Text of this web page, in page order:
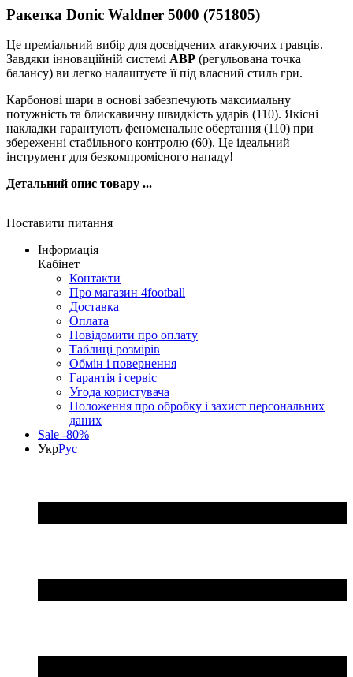
Ракетка Donic Waldner 5000 (751805)
Це преміальний вибір для досвідчених атакуючих гравців.
Завдяки інноваційній системі ABP (регульована точка
балансу) ви легко налаштуєте її під власний стиль гри.
Карбонові шари в основі забезпечують максимальну
потужність та блискавичну швидкість ударів (110). Якісні
накладки гарантують феноменальне обертання (110) при
збереженні стабільного контролю (60). Це ідеальний
інструмент для безкомпромісного нападу!
Детальний опис товару ...
Поставити питання
Інформація
Кабінет
Контакти
Про магазин 4football
Доставка
Оплата
Повідомити про оплату
Таблиці розмірів
Обмін і повернення
Гарантія і сервіс
Угода користувача
Положення про обробку і захист персональних
даних
Sale -80%
УкрРус